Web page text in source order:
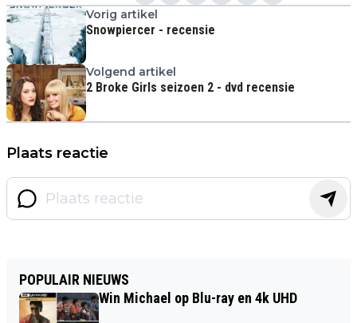
Vorig artikel
Snowpiercer - recensie
Volgend artikel
2 Broke Girls seizoen 2 - dvd recensie
Plaats reactie
POPULAIR NIEUWS
Win Michael op Blu-ray en 4k UHD